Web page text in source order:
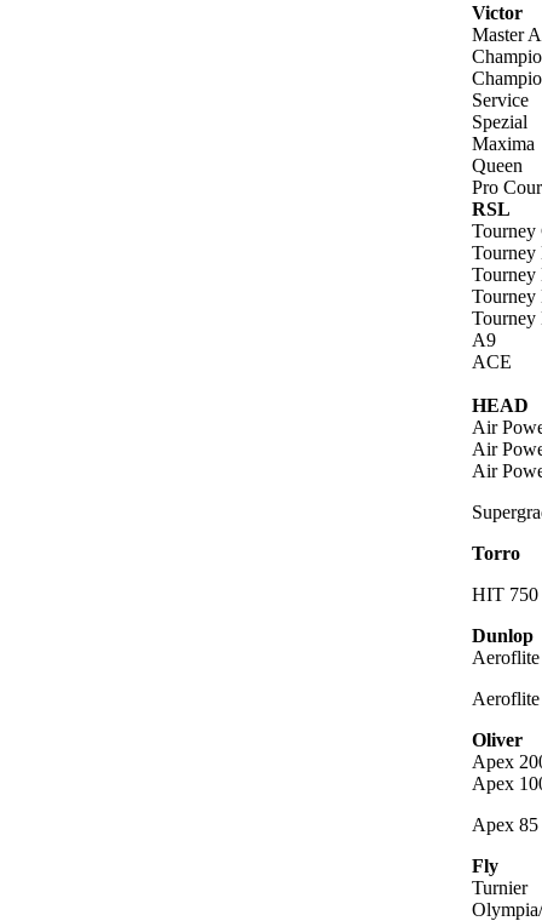
Victor
Master
Service
Spezial
Maxima
Queen
Pro
RSL
Tourney
Tourney
Tourney
Tourney
Tourney
A9
ACE
HEAD
Air
Air
Air
Torro
HIT 750
Dunlop
Oliver
Apex
Apex
Apex 85
Fly
Turnier